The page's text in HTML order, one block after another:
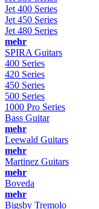
Jet 400 Series
Jet 450 Series
Jet 480 Series
mehr
SPIRA Guitars
400 Series
420 Series
450 Series
500 Series
1000 Pro Series
Bass Guitar
mehr
Leewald Guitars
mehr
Martinez Guitars
mehr
Boveda
mehr
Bigsby Tremolo